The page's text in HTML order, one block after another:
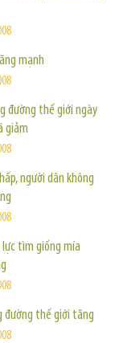
mạnh
đường thế giới ngày
giảm
người dân không
lực tìm giống mía
đường thế giới tăng